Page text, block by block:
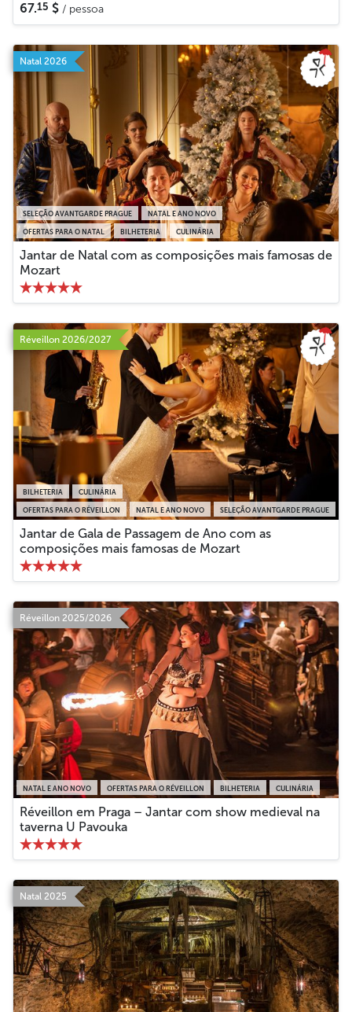
67.15 $ / pessoa
Natal 2026
OFERTAS PARA O NATAL BILHETERIA CULINÁRIA
SELEÇÃO AVANTGARDE PRAGUE NATAL E ANO NOVO
Jantar de Natal com as composições mais famosas de
Mozart
Réveillon 2026/2027
OFERTAS PARA O RÉVEILLON NATAL E ANO NOVO SELEÇÃO AVANTGARDE PRAGUE
BILHETERIA CULINÁRIA
Jantar de Gala de Passagem de Ano com as
composições mais famosas de Mozart
Réveillon 2025/2026
NATAL E ANO NOVO OFERTAS PARA O RÉVEILLON BILHETERIA CULINÁRIA
Réveillon em Praga – Jantar com show medieval na
taverna U Pavouka
Natal 2025